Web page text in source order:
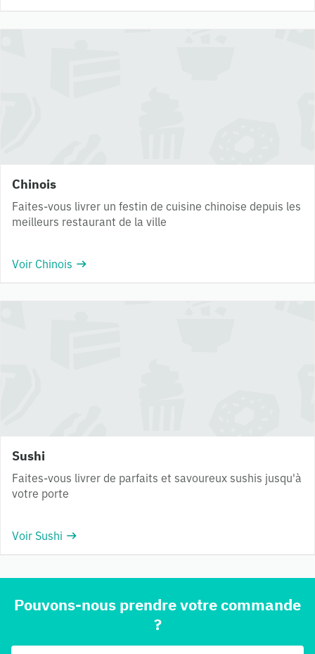
Chinois
Faites-vous livrer un festin de cuisine chinoise depuis les
meilleurs restaurant de la ville
Voir Chinois
Sushi
Faites-vous livrer de parfaits et savoureux sushis jusqu'à
votre porte
Voir Sushi
Pouvons-nous prendre votre commande
?